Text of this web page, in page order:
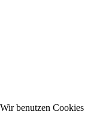
Wir benutzen Cookies